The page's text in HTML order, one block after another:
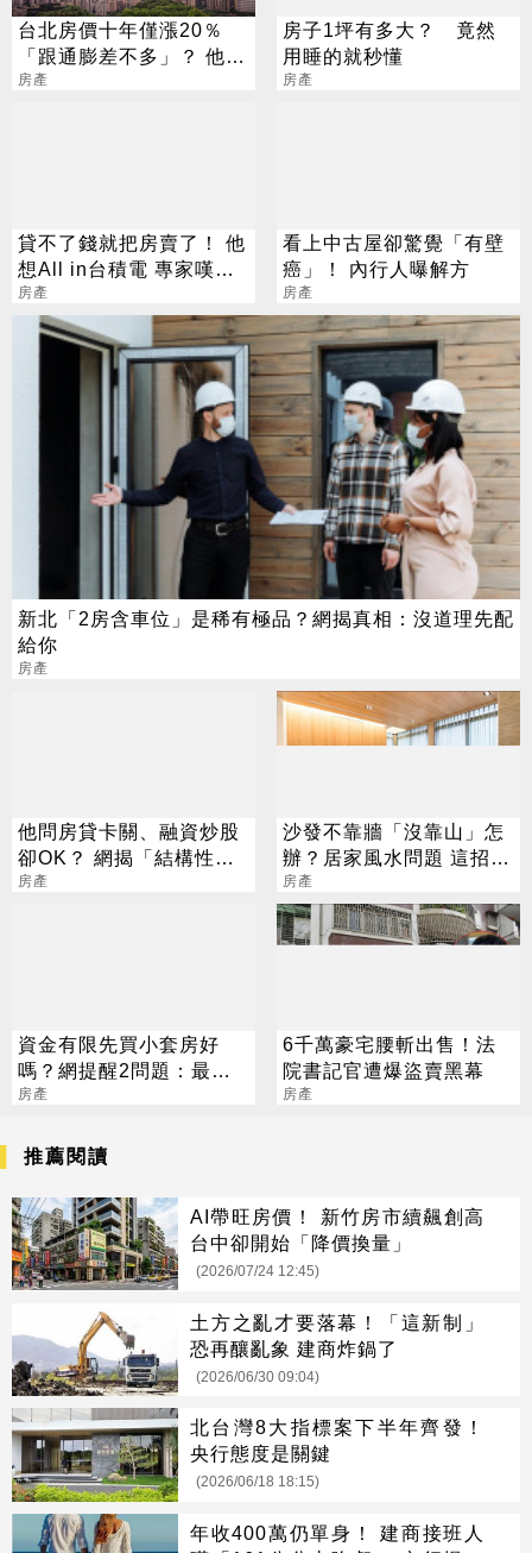
台北房價十年僅漲20％
「跟通膨差不多」？ 他
嘆：白忙一場
房產
房子1坪有多大？ 竟然
用睡的就秒懂
房產
貸不了錢就把房賣了！ 他
想All in台積電 專家嘆：
連命都不要
房產
看上中古屋卻驚覺「有壁
癌」！ 內行人曝解方
房產
新北「2房含車位」是稀有極品？網揭真相：沒道理先配
給你
房產
他問房貸卡關、融資炒股
卻OK？ 網揭「結構性」
真相：差很多
房產
沙發不靠牆「沒靠山」怎
辦？居家風水問題 這招搞
定
房產
資金有限先買小套房好
嗎？網提醒2問題：最好
不要
房產
6千萬豪宅腰斬出售！法
院書記官遭爆盜賣黑幕
房產
推薦閱讀
AI帶旺房價！ 新竹房市續飆創高
台中卻開始「降價換量」
(2026/07/24 12:45)
土方之亂才要落幕！「這新制」
恐再釀亂象 建商炸鍋了
(2026/06/30 09:04)
北台灣8大指標案下半年齊發！
央行態度是關鍵
(2026/06/18 18:15)
年收400萬仍單身！ 建商接班人